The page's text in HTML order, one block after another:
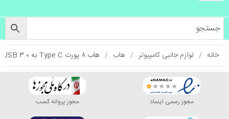
خانه لوازم جانبی کامپیوتر هاب هاب ۸ پورت Type C به ۳.۰ USB با پورت HDMI و LAN و درگاه کارت حافظه باقابلیت PD یوگرین ۵۰۵۳۸ CM121
مجوز رسمی اینماد مجوز پروانه کسب